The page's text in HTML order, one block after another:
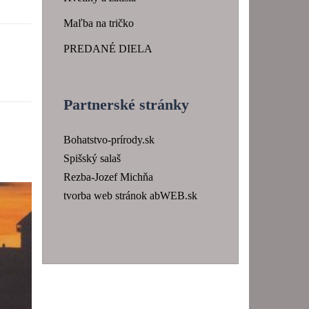
Maľba na tričko
PREDANÉ DIELA
Partnerské stránky
Bohatstvo-prírody.sk
Spišský salaš
Rezba-Jozef Michňa
tvorba web stránok abWEB.sk